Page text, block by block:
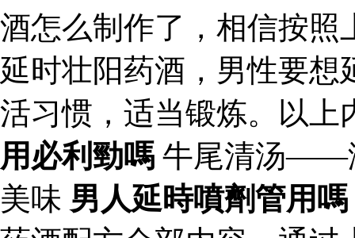
酒怎么制作了，相信按照
延时壮阳药酒，男性要想
活习惯，适当锻炼。以上
用必利勁嗎 牛尾清汤——
美味 男人延時噴劑管用嗎